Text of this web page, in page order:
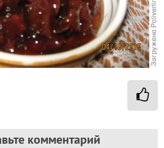
комментарий